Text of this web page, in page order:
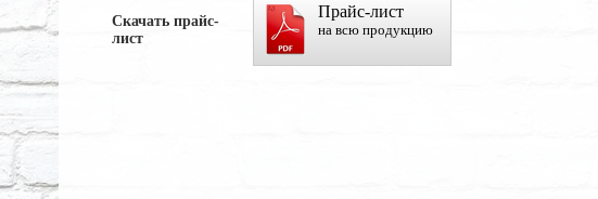
Скачать прайс-
лист
Прайс-лист
на всю продукцию